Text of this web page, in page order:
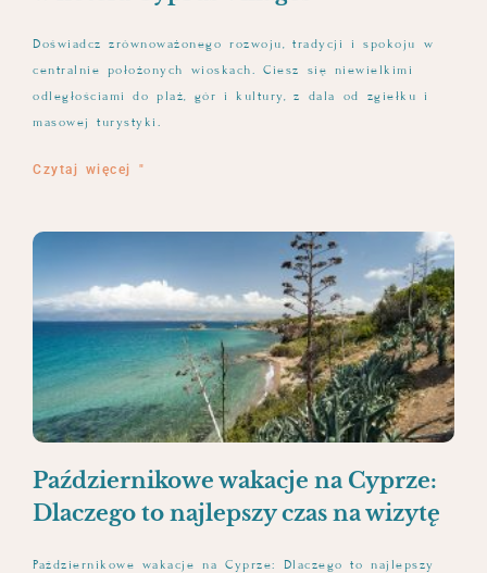
Doświadcz zrównoważonego rozwoju, tradycji i spokoju w
centralnie położonych wioskach. Ciesz się niewielkimi
odległościami do plaż, gór i kultury, z dala od zgiełku i
masowej turystyki.
Czytaj więcej "
Październikowe wakacje na Cyprze:
Dlaczego to najlepszy czas na wizytę
Październikowe wakacje na Cyprze: Dlaczego to najlepszy